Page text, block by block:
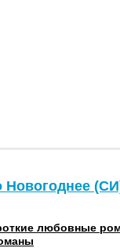
Новогоднее
любовные